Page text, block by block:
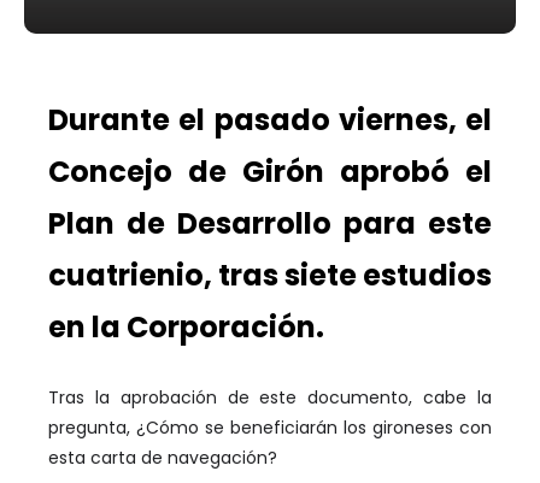
Durante el pasado viernes, el
Concejo de Girón aprobó el
Plan de Desarrollo para este
cuatrienio, tras siete estudios
en la Corporación.
Tras la aprobación de este documento, cabe la
pregunta, ¿Cómo se beneficiarán los gironeses con
esta carta de navegación?